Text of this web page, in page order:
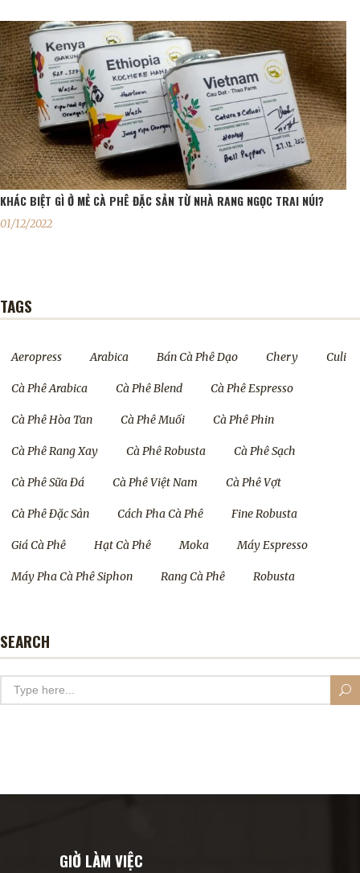
KHÁC BIỆT GÌ Ở MẺ CÀ PHÊ ĐẶC SẢN TỪ NHÀ RANG NGỌC TRAI NÚI?
01/12/2022
TAGS
Aeropress Arabica Bán Cà Phê Dạo Chery Culi
Cà Phê Arabica Cà Phê Blend Cà Phê Espresso
Cà Phê Hòa Tan Cà Phê Muối Cà Phê Phin
Cà Phê Rang Xay Cà Phê Robusta Cà Phê Sạch
Cà Phê Sữa Đá Cà Phê Việt Nam Cà Phê Vợt
Cà Phê Đặc Sản Cách Pha Cà Phê Fine Robusta
Giá Cà Phê Hạt Cà Phê Moka Máy Espresso
Máy Pha Cà Phê Siphon Rang Cà Phê Robusta
SEARCH
GIỜ LÀM VIỆC